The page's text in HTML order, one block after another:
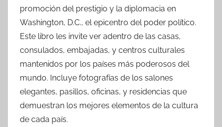
promoción del prestigio y la diplomacia en
Washington, D.C., el epicentro del poder político.
Este libro les invite ver adentro de las casas,
consulados, embajadas, y centros culturales
mantenidos por los países más poderosos del
mundo. Incluye fotografías de los salones
elegantes, pasillos, oficinas, y residencias que
demuestran los mejores elementos de la cultura
de cada país.